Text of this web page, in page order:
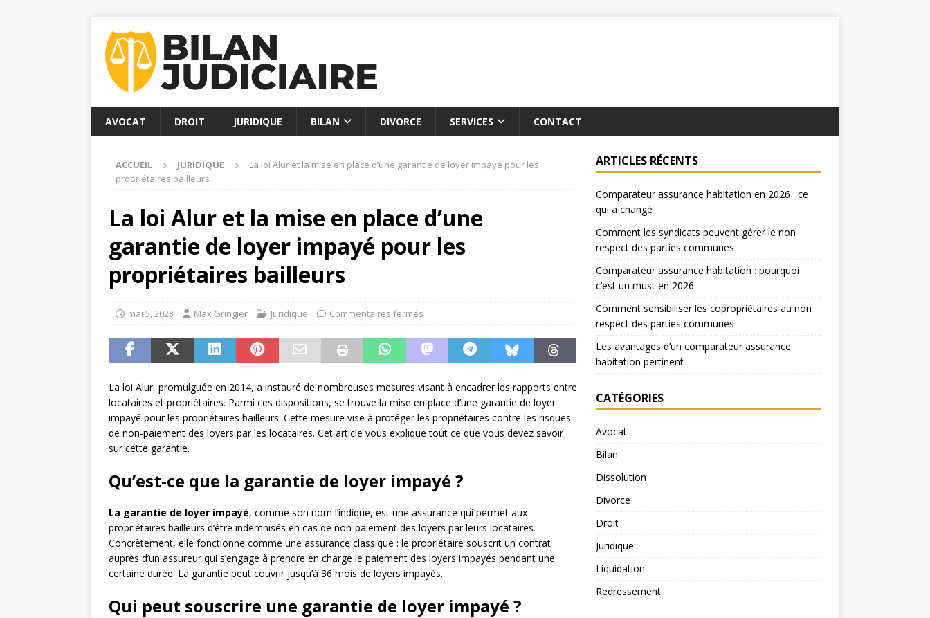
AVOCAT DROIT JURIDIQUE BILAN DIVORCE SERVICES CONTACT
ACCUEIL JURIDIQUE
La loi Alur et la mise en place d’une garantie de loyer impayé pour les
propriétaires bailleurs
La loi Alur et la mise en place d’une
garantie de loyer impayé pour les
propriétaires bailleurs
mai 5, 2023 Max Gringier Juridique Commentaires fermés
La loi Alur, promulguée en 2014, a instauré de nombreuses mesures visant à encadrer les rapports entre
locataires et propriétaires. Parmi ces dispositions, se trouve la mise en place d’une garantie de loyer
impayé pour les propriétaires bailleurs. Cette mesure vise à protéger les propriétaires contre les risques
de non-paiement des loyers par les locataires. Cet article vous explique tout ce que vous devez savoir
sur cette garantie.
Qu’est-ce que la garantie de loyer impayé ?
La garantie de loyer impayé, comme son nom l’indique, est une assurance qui permet aux
propriétaires bailleurs d’être indemnisés en cas de non-paiement des loyers par leurs locataires.
Concrètement, elle fonctionne comme une assurance classique : le propriétaire souscrit un contrat
auprès d’un assureur qui s’engage à prendre en charge le paiement des loyers impayés pendant une
certaine durée. La garantie peut couvrir jusqu’à 36 mois de loyers impayés.
Qui peut souscrire une garantie de loyer impayé ?
ARTICLES RÉCENTS
Comparateur assurance habitation en 2026 : ce
qui a changé
Comment les syndicats peuvent gérer le non
respect des parties communes
Comparateur assurance habitation : pourquoi
c’est un must en 2026
Comment sensibiliser les copropriétaires au non
respect des parties communes
Les avantages d’un comparateur assurance
habitation pertinent
CATÉGORIES
Avocat
Bilan
Dissolution
Divorce
Droit
Juridique
Liquidation
Redressement